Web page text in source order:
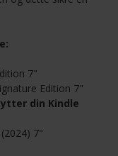
7"
Edition 7"
din Kindle
7"